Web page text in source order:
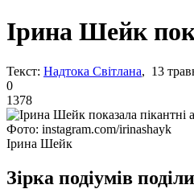
Ірина Шейк
Текст: Надтока Світлана, 13
0
1378
Фото: instagram.com/irinashayk
Ірина Шейк
Зірка подіумів